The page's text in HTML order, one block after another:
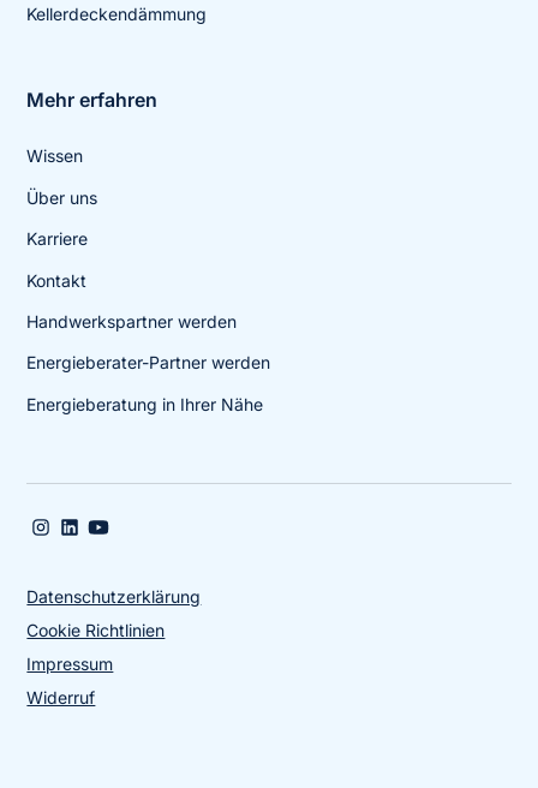
Kellerdeckendämmung
Mehr erfahren
Wissen
Über uns
Karriere
Kontakt
Handwerkspartner werden
Energieberater-Partner werden
Energieberatung in Ihrer Nähe
Datenschutzerklärung
Cookie Richtlinien
Impressum
Widerruf